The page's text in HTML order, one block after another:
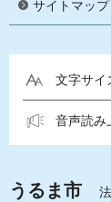
サイトマップ
文字サイ
音声読み
うるま市